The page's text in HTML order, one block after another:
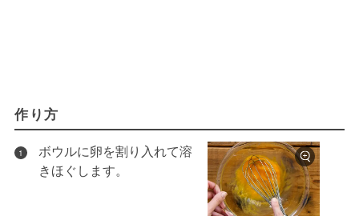
作り方
1
ボウルに卵を割り入れて溶
きほぐします。